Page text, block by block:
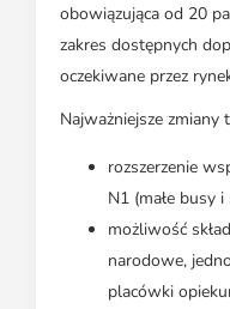
obowiązująca od 20
zakres dostępnych
oczekiwane przez
Najważniejsze zmiany
rozszerzenie
N1 (małe busy
możliwość
narodowe,
placówki